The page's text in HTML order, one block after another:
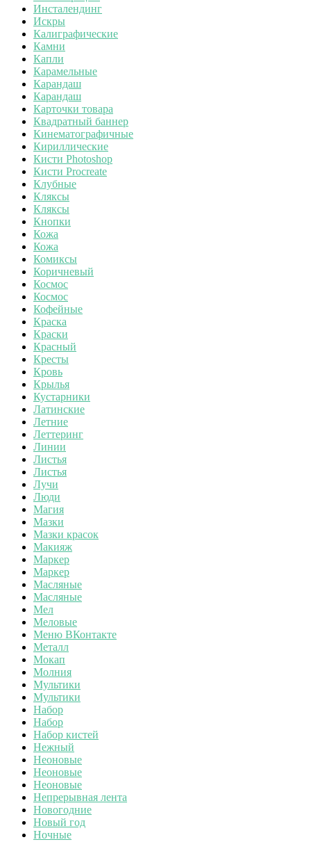
Инсталендинг
Искры
Калиграфические
Камни
Капли
Карамельные
Карандаш
Карандаш
Карточки товара
Квадратный баннер
Кинематографичные
Кириллические
Кисти Photoshop
Кисти Procreate
Клубные
Кляксы
Кляксы
Кнопки
Кожа
Кожа
Комиксы
Коричневый
Космос
Космос
Кофейные
Краска
Краски
Красный
Кресты
Кровь
Крылья
Кустарники
Латинские
Летние
Леттеринг
Линии
Листья
Листья
Лучи
Люди
Магия
Мазки
Мазки красок
Макияж
Маркер
Маркер
Масляные
Масляные
Мел
Меловые
Меню ВКонтакте
Металл
Мокап
Молния
Мультики
Мультики
Набор
Набор
Набор кистей
Нежный
Неоновые
Неоновые
Неоновые
Непрерывная лента
Новогодние
Новый год
Ночные